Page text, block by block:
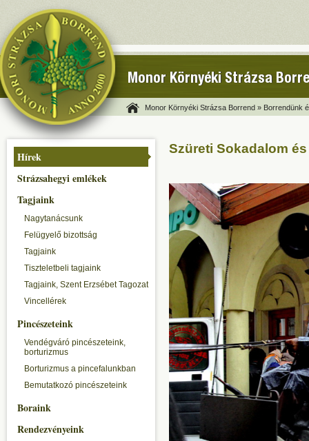
Monor Környéki Strázsa
Monor Környéki Strázsa Borrend » Borrendünk
Hírek
Strázsahegyi emlékek
Tagjaink
Nagytanácsunk
Felügyelő bizottság
Tagjaink
Tiszteletbeli tagjaink
Tagjaink, Szent Erzsébet Tagozat
Vincellérek
Pincészeteink
Vendégváró pincészeteink,
borturizmus
Borturizmus a pincefalunkban
Bemutatkozó pincészeteink
Boraink
Rendezvényeink
Szüreti Sokadalom